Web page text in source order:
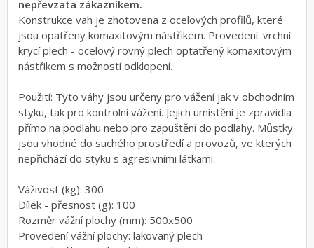
nepřevzata zákazníkem.
Konstrukce vah je zhotovena z ocelových profilů, které
jsou opatřeny komaxitovým nástřikem. Provedení: vrchní
krycí plech - ocelový rovný plech optatřený komaxitovým
nástřikem s možností odklopení.
Použití: Tyto váhy jsou určeny pro vážení jak v obchodním
styku, tak pro kontrolní vážení. Jejich umístění je zpravidla
přímo na podlahu nebo pro zapuštění do podlahy. Můstky
jsou vhodné do suchého prostředí a provozů, ve kterých
nepřichází do styku s agresivními látkami.
Váživost (kg): 300
Dílek - přesnost (g): 100
Rozměr vážní plochy (mm): 500x500
Provedení vážní plochy: lakovaný plech